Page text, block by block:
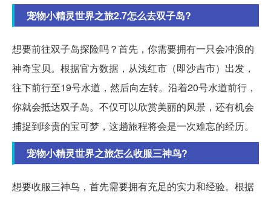
宠物小精灵世界之旅2.7怎么去双子岛?
想要前往双子岛探险吗？首先，你需要拥有一只会冲浪的
神奇宝贝。根据官方数据，从浅红市（即沙吉市）出发，
往下前行至19号水道，然后向左转。沿着20号水道前行，
你就会抵达双子岛。不仅可以欣赏美丽的风景，还有机会
捕捉到珍贵的宝可梦，这趟旅程将会是一次难忘的经历。
宠物小精灵世界之旅怎么收服三神鸟?
想要收服三神鸟，首先需要拥有充足的实力和经验。根据